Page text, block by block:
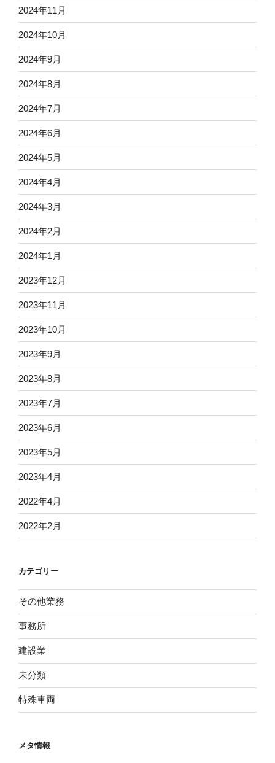
2024年11月
2024年10月
2024年9月
2024年8月
2024年7月
2024年6月
2024年5月
2024年4月
2024年3月
2024年2月
2024年1月
2023年12月
2023年11月
2023年10月
2023年9月
2023年8月
2023年7月
2023年6月
2023年5月
2023年4月
2022年4月
2022年2月
カテゴリー
その他業務
事務所
建設業
未分類
特殊車両
メタ情報